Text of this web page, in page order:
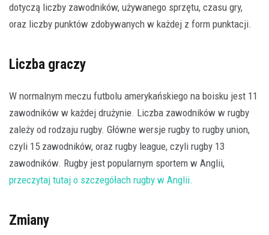
dotyczą liczby zawodników, używanego sprzętu, czasu gry,
oraz liczby punktów zdobywanych w każdej z form punktacji.
Liczba graczy
W normalnym meczu futbolu amerykańskiego na boisku jest 11
zawodników w każdej drużynie. Liczba zawodników w rugby
zależy od rodzaju rugby. Główne wersje rugby to rugby union,
czyli 15 zawodników, oraz rugby league, czyli rugby 13
zawodników. Rugby jest popularnym sportem w Anglii,
przeczytaj tutaj o szczegółach rugby w Anglii.
Zmiany